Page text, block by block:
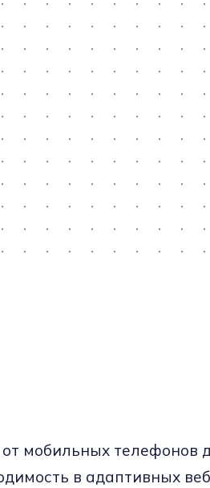
от мобильных телефонов
в адаптивных